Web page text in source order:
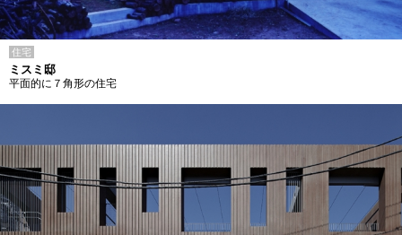
住宅
ミスミ邸
平面的に７角形の住宅